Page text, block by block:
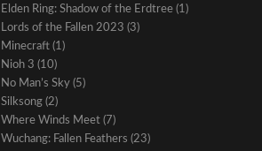
Elden Ring: Shadow of the Erdtree(1)
Lords of the Fallen 2023 (3)
Minecraft(1)
Nioh 3 (10)
No Man’s Sky(5)
Silksong(2)
Where Winds Meet(7)
Wuchang: Fallen Feathers (23)